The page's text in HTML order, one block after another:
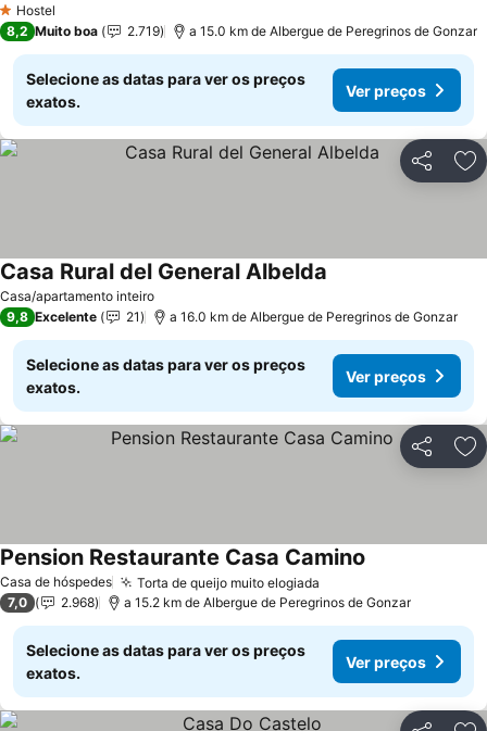
1 Estrelas
Hostel
8,2 Muito boa 2.719 a 15.0 km de Albergue de Peregrinos de Gonzar
Selecione as datas para ver os preços
exatos.
Ver preços
Partilhar
Casa/apartamento inteiro
Casa Rural del General Albelda
9,8 Excelente 21 a 16.0 km de Albergue de Peregrinos de Gonzar
Selecione as datas para ver os preços
exatos.
Ver preços
Partilhar
Casa de hóspedes Torta de queijo muito elogiada
Pension Restaurante Casa Camino
7,0 2.968 a 15.2 km de Albergue de Peregrinos de Gonzar
Selecione as datas para ver os preços
exatos.
Ver preços